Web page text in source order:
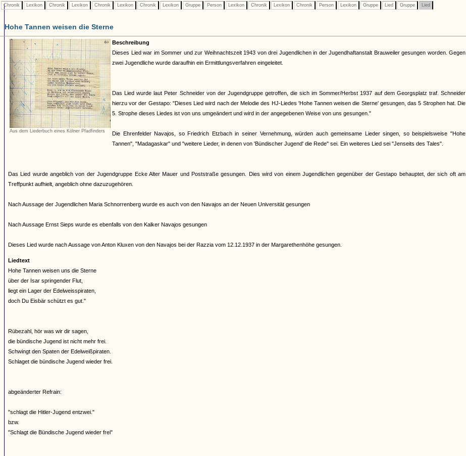
Chronik Lexikon Chronik Lexikon Chronik Lexikon Chronik Lexikon Gruppe Person Lexikon Chronik Lexikon Chronik Person Lexikon Gruppe Lied Gruppe Lied
Hohe Tannen weisen die Sterne
Aus dem Liederbuch eines Kölner Pfadfinders
Beschreibung
Dieses Lied war im Sommer und zur Weihnachtszeit 1943 von drei Jugendlichen in der Jugendhaftanstalt Brauweiler gesungen worden. Gegen
zwei Jugendliche wurde daraufhin ein Ermittlungsverfahren eingeleitet.
Das Lied wurde laut Peter Schneider von der Jugendgruppe getroffen, die sich im Sommer/Herbst 1937 auf dem Georgsplatz traf. Schneider
hierzu vor der Gestapo: "Dieses Lied wird nach der Melodie des HJ-Liedes 'Hohe Tannen weisen die Sterne' gesungen, das 5 Strophen hat. Die
5. Strophe dieses Liedes ist von uns umgeändert und wird in der angegebenen Weise von uns gesungen."
Die Ehrenfelder Navajos, so Friedrich Etzbach in seiner Vernehmung, würden auch gemeinsame Lieder singen, so beispielsweise "Hohe
Tannen", "Madagaskar" und "weitere Lieder, in denen von 'Bündischer Jugend' die Rede" sei. Ein weiteres Lied sei "Jenseits des Tales".
Das Lied wurde angeblich von der Jugendgruppe Ecke Alter Mauer und Poststraße gesungen. Dies wird von einem Jugendlichen gegenüber der Gestapo behauptet, der sich oft am
Treffpunkt aufhielt, angeblich ohne dazuzugehören.
Nach Aussage der Jugendlichen Maria Schnorrenberg wurde es auch von den Navajos an der Neuen Universität gesungen
Nach Aussage Ernst Sieps wurde es ebenfalls von den Kalker Navajos gesungen
Dieses Lied wurde nach Aussage von Anton Kluxen von den Navajos bei der Razzia vom 12.12.1937 in der Margarethenhöhe gesungen.
Liedtext
Hohe Tannen weisen uns die Sterne
über der Isar springender Flut,
liegt ein Lager der Edelweisspiraten,
doch Du Eisbär schützt es gut."
Rübezahl, hör was wir dir sagen,
die bündische Jugend ist nicht mehr frei.
Schwingt den Spaten der Edelweißpiraten.
Schlaget die bündische Jugend wieder frei.
abgeänderter Refrain:
"schlagt die Hitler-Jugend entzwei."
bzw.
"Schlagt die Bündische Jugend wieder frei"